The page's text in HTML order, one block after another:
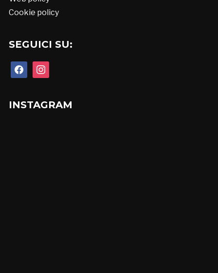
Cookie policy
SEGUICI SU:
facebookinstagram
INSTAGRAM